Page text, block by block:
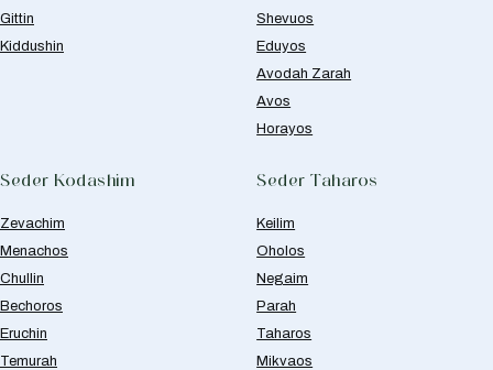
Gittin
Kiddushin
Shevuos
Eduyos
Avodah Zarah
Avos
Horayos
Seder Kodashim
Zevachim
Menachos
Chullin
Bechoros
Eruchin
Temurah
Seder Taharos
Keilim
Oholos
Negaim
Parah
Taharos
Mikvaos